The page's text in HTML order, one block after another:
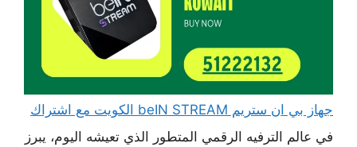
جهاز بي ان ستريم beIN STREAM الكويت مع اشتراك
في عالم الترفيه الرقمي المتطور الذي تعيشه اليوم، يبرز